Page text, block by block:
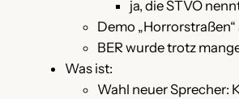
ja, die STVO
Demo
BER wurde trotz
Was ist:
Wahl neuer Sprecher: